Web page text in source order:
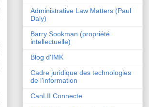
Administrative Law Matters (Paul
Daly)
Barry Sookman (propriété
intellectuelle)
Blog d'IMK
Cadre juridique des technologies
de l'information
CanLII Connecte